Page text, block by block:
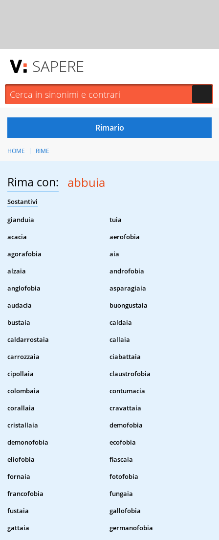
SAPERE
HOME RIME
Rima con: abbuia
Sostantivi
gianduia
tuia
acacia
aerofobia
agorafobia
aia
alzaia
androfobia
anglofobia
asparagiaia
audacia
buongustaia
bustaia
caldaia
caldarrostaia
callaia
carrozzaia
ciabattaia
cipollaia
claustrofobia
colombaia
contumacia
corallaia
cravattaia
cristallaia
demofobia
demonofobia
ecofobia
eliofobia
fiascaia
fornaia
fotofobia
francofobia
fungaia
fustaia
gallofobia
gattaia
germanofobia